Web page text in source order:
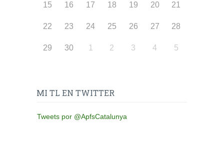
15 16 17 18 19 20 21
22 23 24 25 26 27 28
29 30 1 2 3 4 5
MI TL EN TWITTER
Tweets por @ApfsCatalunya